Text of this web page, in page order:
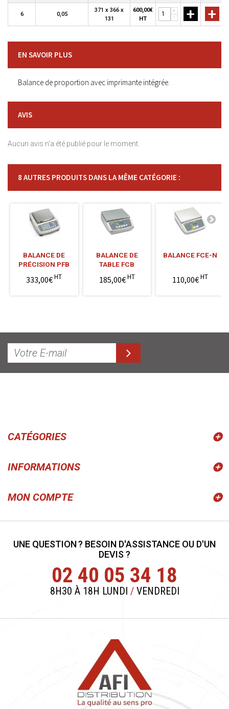
6 0,05
371 x 366 x
131
600,00€
HT
+
-
+ +
EN SAVOIR PLUS
Balance de proportion avec imprimante intégrée.
AVIS
Aucun avis n'a été publié pour le moment.
8 AUTRES PRODUITS DANS LA MÊME CATÉGORIE :
BALANCE DE
PRÉCISION PFB
333,00€HT
BALANCE DE
TABLE FCB
185,00€HT
BALANCE FCE-N
110,00€HT
CATÉGORIES
INFORMATIONS
MON COMPTE
UNE QUESTION ? BESOIN D'ASSISTANCE OU D'UN
DEVIS ?
02 40 05 34 18
8H30 À 18H LUNDI /VENDREDI